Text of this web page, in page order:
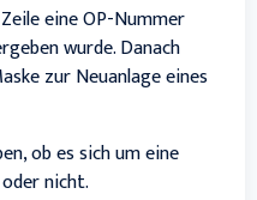
eine OP-Nummer
wurde. Danach
zur Neuanlage eines
ob es sich um eine
nicht.